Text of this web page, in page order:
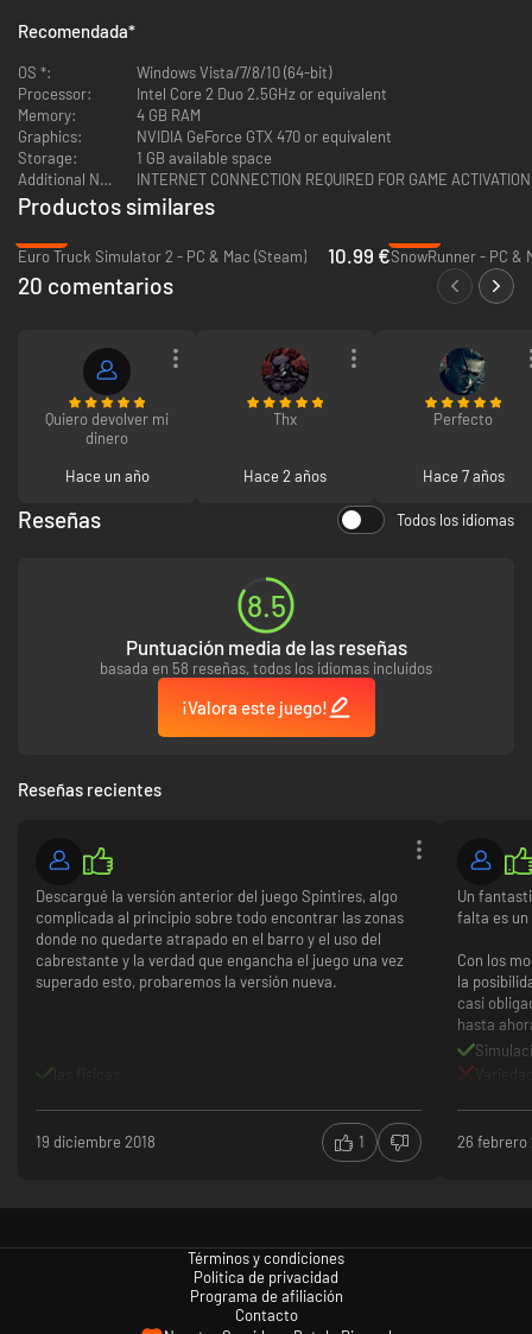
¡Juega de forma individual o en multijugador cooperativo de hasta 4
Descarga mods para una experiencia que no cesa de evolucionar
Recomendada*
OS *:
Windows Vista/7/8/10 (64-bit)
Processor:
Intel Core 2 Duo 2.5GHz or equivalent
Memory:
4 GB RAM
Graphics:
NVIDIA GeForce GTX 470 or equivalent
Storage:
1 GB available space
Additional Notes:
INTERNET CONNECTION REQUIRED FOR GAME
Productos similares
Euro Truck Simulator 2 - PC & Mac (Steam)
10.99 €SnowRunner - PC &
20 comentarios
Quiero devolver mi
dinero
Hace un año
Thx
Hace 2 años
Perfecto
Hace 7 años
Reseñas Todos los idiomas
8.5
Puntuación media de las reseñas
basada en 58 reseñas, todos los idiomas incluidos
¡Valora este juego!
Reseñas recientes
Descargué la versión anterior del juego Spintires, algo
complicada al principio sobre todo encontrar las zonas
donde no quedarte atrapado en el barro y el uso del
cabrestante y la verdad que engancha el juego una vez
superado esto, probaremos la versión nueva.
19 diciembre 2018 1
Un
falta es
Con los
la
casi
hasta
26 febrero
Términos y condiciones
Política de privacidad
Programa de afiliación
Contacto